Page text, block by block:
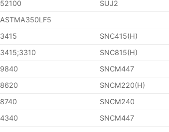
52100
SUJ2
ASTMA350LF5
3415
SNC415(H)
3415;3310
SNC815(H)
9840
SNCM447
8620
SNCM220(H)
8740
SNCM240
4340
SNCM447